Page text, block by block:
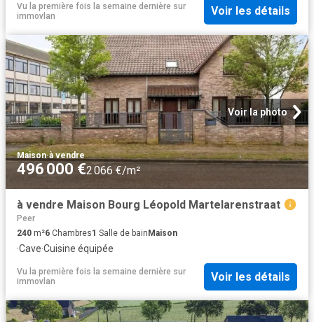
Vu la première fois la semaine dernière sur
immovlan
Voir les détails
Voir la photo
Maison·à vendre
496 000 €2 066 €/m²
à vendre Maison Bourg Léopold Martelarenstraat
Peer
240 m²6 Chambres1 Salle de bainMaison
·Cave·Cuisine équipée
Vu la première fois la semaine dernière sur
immovlan
Voir les détails